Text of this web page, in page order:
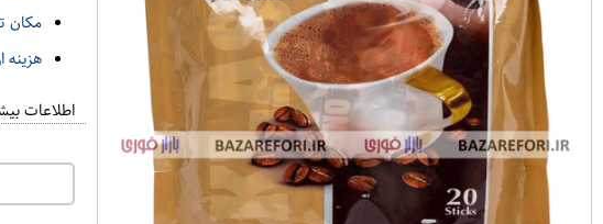
مکان
هزینه
اطلاعات